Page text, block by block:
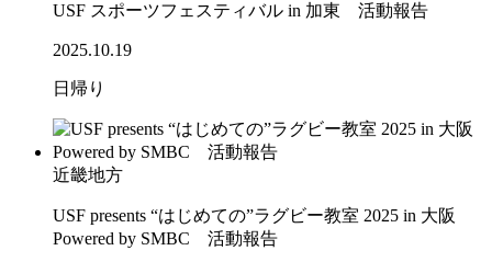
USF スポーツフェスティバル in 加東 活動報告
2025.10.19
日帰り
近畿地方
USF presents “はじめての”ラグビー教室 2025 in 大阪
Powered by SMBC 活動報告